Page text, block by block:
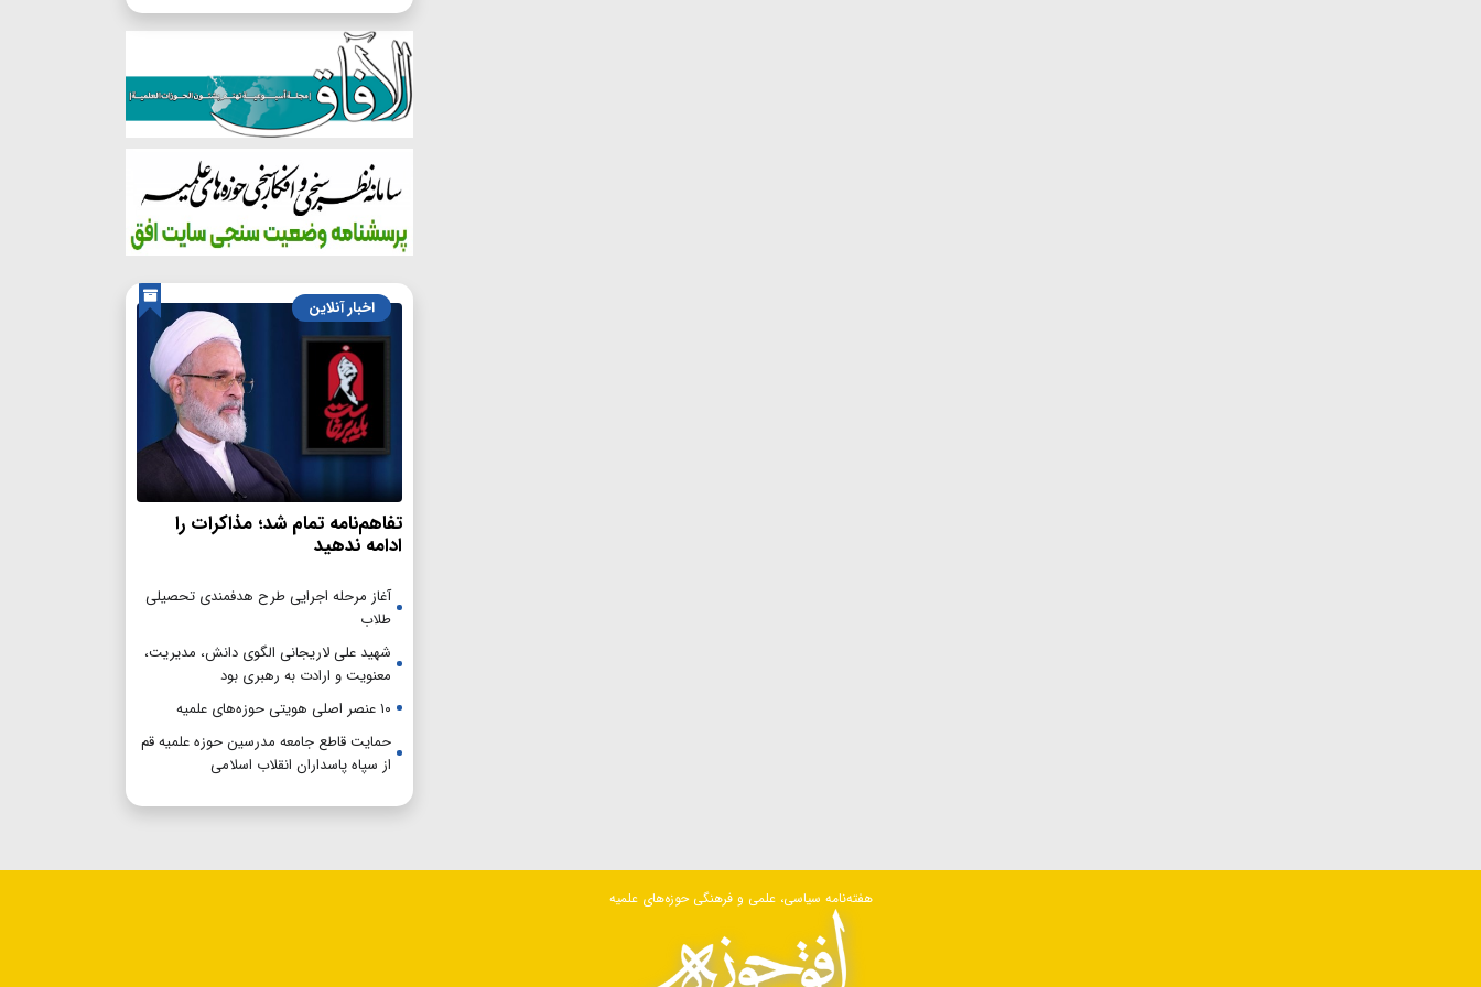
اخبار آنلاین
تفاهم‌نامه تمام شد؛ مذاکرات را
ادامه ندهید
آغاز مرحله اجرایی طرح هدفمندی تحصیلی
طلاب
شهید علی لاریجانی الگوی دانش، مدیریت،
معنویت و ارادت به رهبری بود
۱۰ عنصر اصلی هویتی حوزه‌های علمیه
حمایت قاطع جامعه مدرسین حوزه علمیه قم
از سپاه پاسداران انقلاب اسلامی
هفته‌نامه سیاسی، علمی و فرهنگی حوزه‌های علمیه